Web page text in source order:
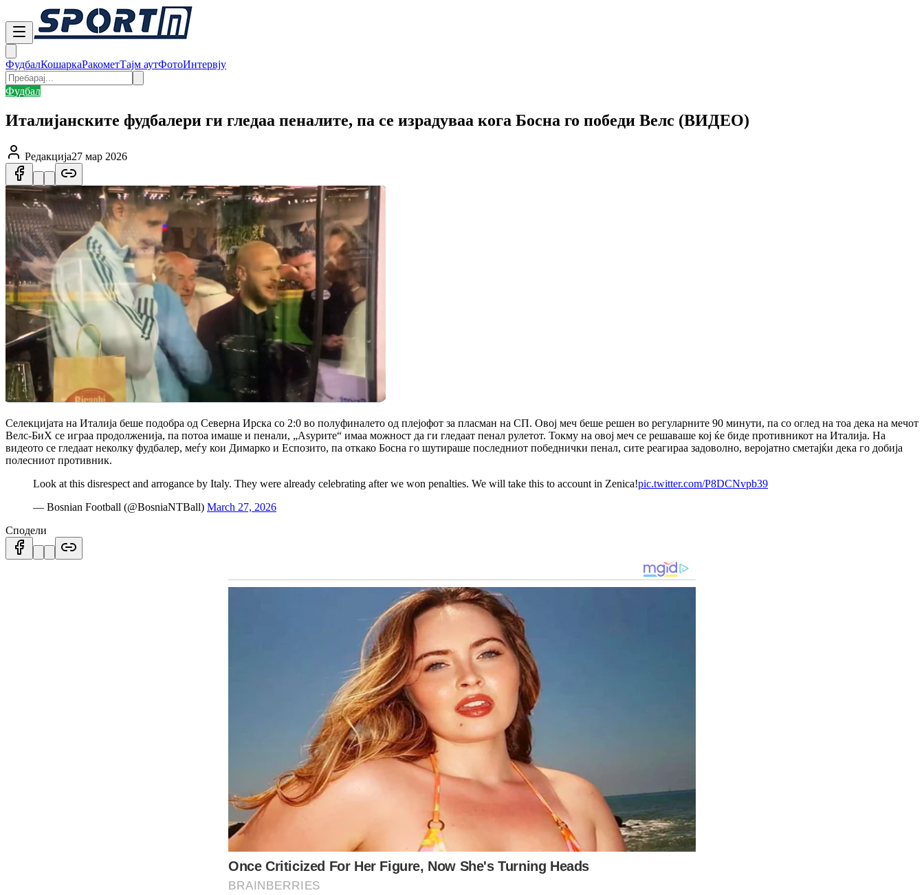
ФудбалКошаркаРакометТајм аутФотоИнтервју
Фудбал
Италијанските фудбалери ги гледаа пеналите, па се израдуваа кога Босна го победи Велс (ВИДЕО)
Редакција27 мар 2026
Селекцијата на Италија беше подобра од Северна Ирска со 2:0 во полуфиналето од плејофот за пласман на СП. Овој меч беше решен во регуларните 90 минути, па со оглед на тоа дека на мечот
Велс-БиХ се играа продолженија, па потоа имаше и пенали, „Аѕурите“ имаа можност да ги гледаат пенал рулетот. Токму на овој меч се решаваше кој ќе биде противникот на Италија. На
видеото се гледаат неколку фудбалер, меѓу кои Димарко и Еспозито, па откако Босна го шутираше последниот победнички пенал, сите реагираа задоволно, веројатно сметајќи дека го добија
полесниот противник.
Look at this disrespect and arrogance by Italy. They were already celebrating after we won penalties. We will take this to account in Zenica!pic.twitter.com/P8DCNvpb39
— Bosnian Football (@BosniaNTBall) March 27, 2026
Сподели